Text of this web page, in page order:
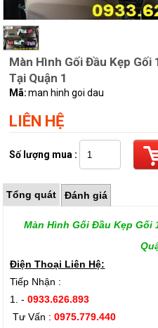
Màn Hình Gối Đầu Kẹp
Tại Quận 1
Mã: man hinh goi dau
LIÊN HỆ
Số lượng mua :
Tổng quát Đánh giá
Màn Hình Gối Đầu Kẹp Gối
Điện Thoại Liên Hệ:
Tiếp Nhận :
1. -0933.626.893
Tư Vấn :0975.779.440